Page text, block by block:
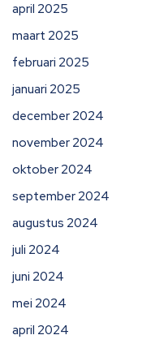
april 2025
maart 2025
februari 2025
januari 2025
december 2024
november 2024
oktober 2024
september 2024
augustus 2024
juli 2024
juni 2024
mei 2024
april 2024